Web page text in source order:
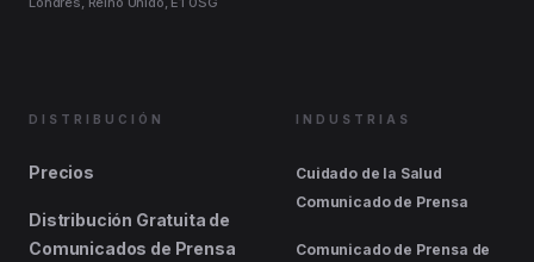
DISTRIBUCIÓN
Precios
Distribución Gratuita de
Comunicados de Prensa
INDUSTRIAS
Cuidado de la Salud
Comunicado de Prensa
Comunicado de Prensa de